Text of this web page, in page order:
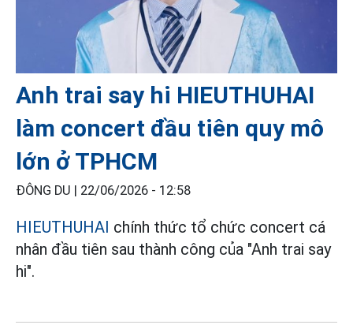
Anh trai say hi HIEUTHUHAI
làm concert đầu tiên quy mô
lớn ở TPHCM
ĐÔNG DU | 22/06/2026 - 12:58
HIEUTHUHAI chính thức tổ chức concert cá
nhân đầu tiên sau thành công của "Anh trai say
hi".